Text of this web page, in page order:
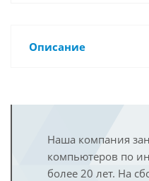
Описание
Наша компания
компьютеров по
более 20 лет. На